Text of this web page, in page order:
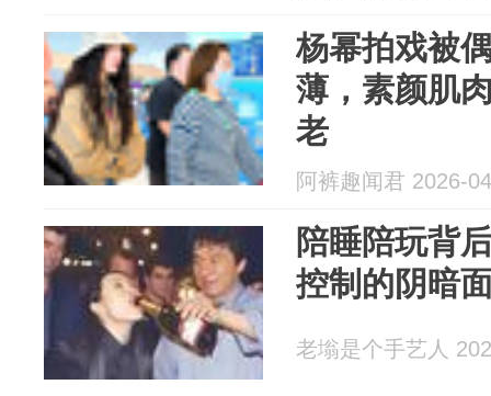
杨幂拍戏被
薄，素颜肌
老
阿裤趣闻君 2026-
陪睡陪玩背
控制的阴暗
老塕是个手艺人